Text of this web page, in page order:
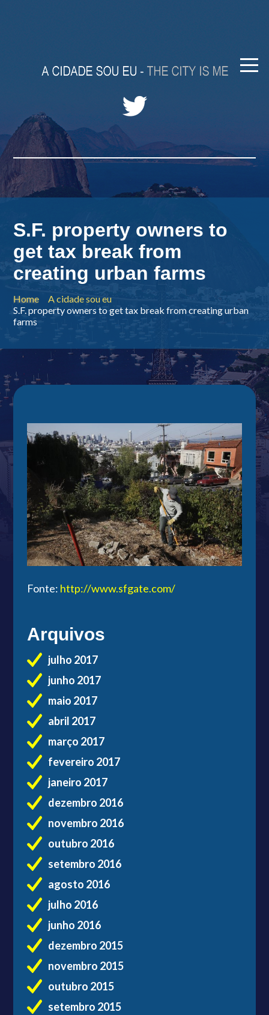
S.F. property owners to
get tax break from
creating urban farms
Home
A cidade sou eu
S.F. property owners to get tax break from creating urban
farms
Fonte: http://www.sfgate.com/
Arquivos
julho 2017
junho 2017
maio 2017
abril 2017
março 2017
fevereiro 2017
janeiro 2017
dezembro 2016
novembro 2016
outubro 2016
setembro 2016
agosto 2016
julho 2016
junho 2016
dezembro 2015
novembro 2015
outubro 2015
setembro 2015